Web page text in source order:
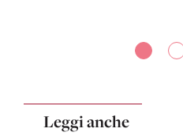
Leggi anche